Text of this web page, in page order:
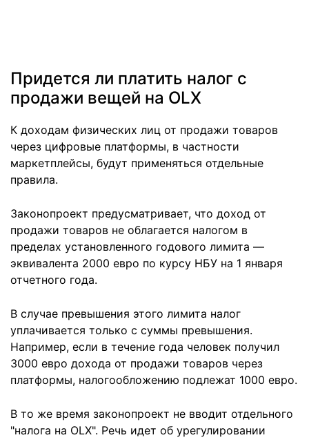
Придется ли платить налог с
продажи вещей на OLX
К доходам физических лиц от продажи товаров
через цифровые платформы, в частности
маркетплейсы, будут применяться отдельные
правила.
Законопроект предусматривает, что доход от
продажи товаров не облагается налогом в
пределах установленного годового лимита —
эквивалента 2000 евро по курсу НБУ на 1 января
отчетного года.
В случае превышения этого лимита налог
уплачивается только с суммы превышения.
Например, если в течение года человек получил
3000 евро дохода от продажи товаров через
платформы, налогообложению подлежат 1000 евро.
В то же время законопроект не вводит отдельного
"налога на OLX". Речь идет об урегулировании